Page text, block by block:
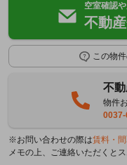
空室確認
不動
この物
不
物件
※お問い合わせの際は賃料・
メモの上、ご連絡いただくとス